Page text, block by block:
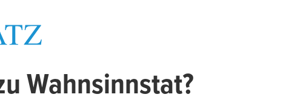
Wahnsinnstat?